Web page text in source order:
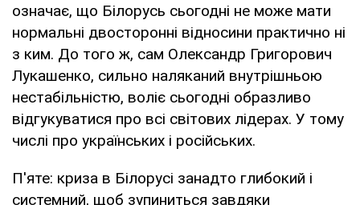
означає, що Білорусь сьогодні не може мати
нормальні двосторонні відносини практично ні
з ким. До того ж, сам Олександр Григорович
Лукашенко, сильно наляканий внутрішньою
нестабільністю, воліє сьогодні образливо
відгукуватися про всі світових лідерах. У тому
числі про українських і російських.
П'яте: криза в Білорусі занадто глибокий і
системний, щоб зупиниться завдяки